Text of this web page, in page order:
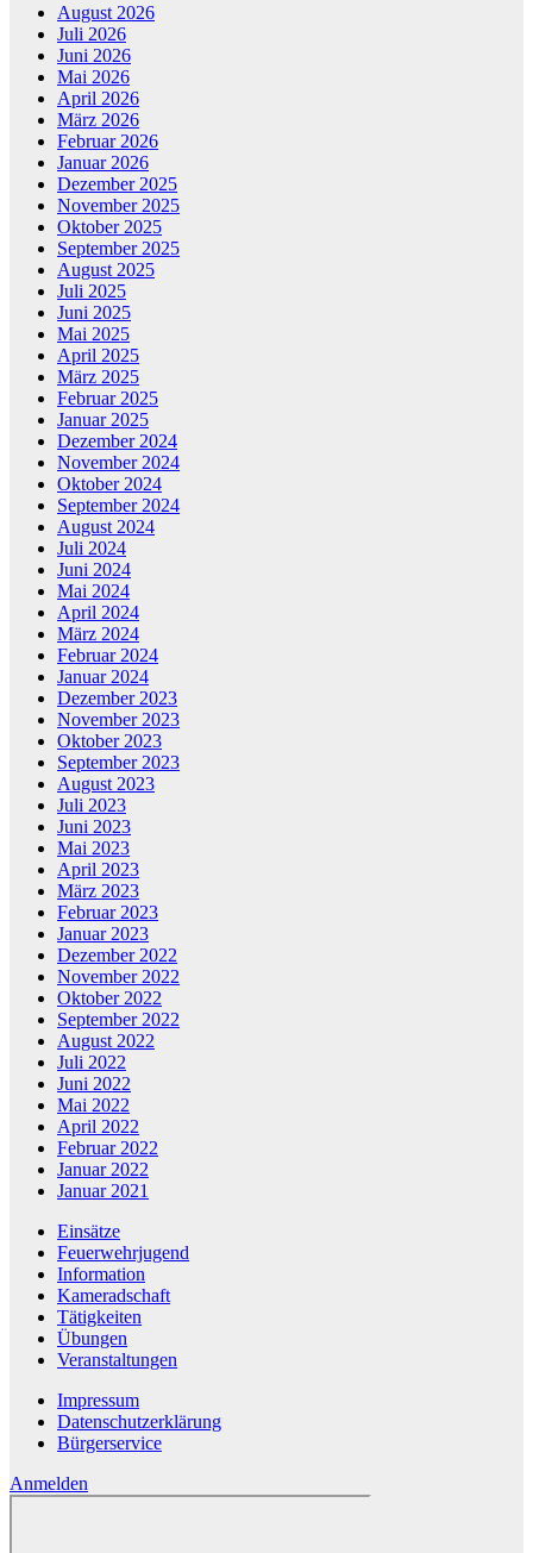
August 2026
Juli 2026
Juni 2026
Mai 2026
April 2026
März 2026
Februar 2026
Januar 2026
Dezember 2025
November 2025
Oktober 2025
September 2025
August 2025
Juli 2025
Juni 2025
Mai 2025
April 2025
März 2025
Februar 2025
Januar 2025
Dezember 2024
November 2024
Oktober 2024
September 2024
August 2024
Juli 2024
Juni 2024
Mai 2024
April 2024
März 2024
Februar 2024
Januar 2024
Dezember 2023
November 2023
Oktober 2023
September 2023
August 2023
Juli 2023
Juni 2023
Mai 2023
April 2023
März 2023
Februar 2023
Januar 2023
Dezember 2022
November 2022
Oktober 2022
September 2022
August 2022
Juli 2022
Juni 2022
Mai 2022
April 2022
Februar 2022
Januar 2022
Januar 2021
Einsätze
Feuerwehrjugend
Information
Kameradschaft
Tätigkeiten
Übungen
Veranstaltungen
Impressum
Datenschutzerklärung
Bürgerservice
Anmelden